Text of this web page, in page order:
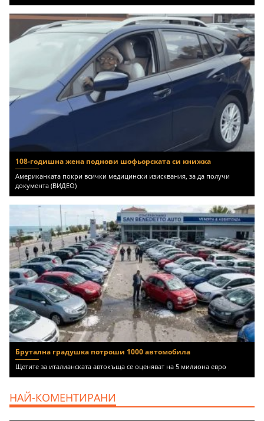
108-годишна жена поднови шофьорската си книжка
Американката покри всички медицински изисквания, за да получи
документа (ВИДЕО)
Брутална градушка потроши 1000 автомобила
Щетите за италианската автокъща се оценяват на 5 милиона евро
НАЙ-КОМЕНТИРАНИ